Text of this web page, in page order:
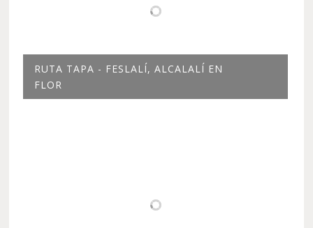
RUTA TAPA - FESLALÍ, ALCALALÍ EN
FLOR